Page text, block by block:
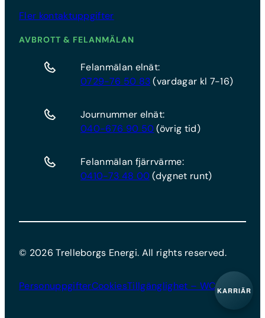
Fler kontaktuppgifter
AVBROTT & FELANMÄLAN
Felanmälan elnät:
0729-76 50 83(vardagar kl 7-16)
Journummer elnät:
040-676 90 50(övrig tid)
Felanmälan fjärrvärme:
0410-73 48 00(dygnet runt)
© 2026 Trelleborgs Energi. All rights reserved.
PersonuppgifterCookiesTillgänglighet – WCAGKARRIÄR